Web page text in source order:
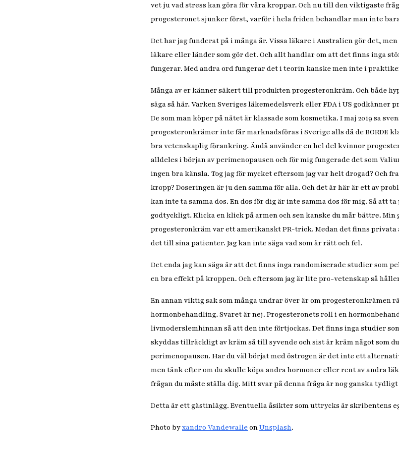
vet ju vad stress kan göra för våra kroppar. Och nu till den viktigaste
progesteronet sjunker först, varför i hela friden behandlar man inte
Det har jag funderat på i många år. Vissa läkare i Australien gör det,
läkare eller länder som gör det. Och allt handlar om att det finns inga
fungerar. Med andra ord fungerar det i teorin kanske men inte i
Många av er känner säkert till produkten progesteronkräm. Och både
säga så här. Varken Sveriges läkemedelsverk eller FDA i US godkänner
De som man köper på nätet är klassade som kosmetika. I maj 2019 sa
progesteronkrämer inte får marknadsföras i Sverige alls då de BORDE
bra vetenskaplig förankring. Ändå använder en hel del kvinnor
alldeles i början av perimenopausen och för mig fungerade det som
ingen bra känsla. Tog jag för mycket eftersom jag var helt drogad? Och
kropp? Doseringen är ju den samma för alla. Och det är här är ett av
kan inte ta samma dos. En dos för dig är inte samma dos för mig. Så att
godtyckligt. Klicka en klick på armen och sen kanske du mår bättre. Min
progesteronkräm var ett amerikanskt PR-trick. Medan det finns
det till sina patienter. Jag kan inte säga vad som är rätt och fel.
Det enda jag kan säga är att det finns inga randomiserade studier som
en bra effekt på kroppen. Och eftersom jag är lite pro-vetenskap så
En annan viktig sak som många undrar över är om progesteronkrämen
hormonbehandling. Svaret är nej. Progesteronets roll i en
livmoderslemhinnan så att den inte förtjockas. Det finns inga studier
skyddas tillräckligt av kräm så till syvende och sist är kräm något som
perimenopausen. Har du väl börjat med östrogen är det inte ett
men tänk efter om du skulle köpa andra hormoner eller rent av andra
frågan du måste ställa dig. Mitt svar på denna fråga är nog ganska tydligt
Detta är ett gästinlägg. Eventuella åsikter som uttrycks är skribentens
Photo byxandro Vandewalle onUnsplash.